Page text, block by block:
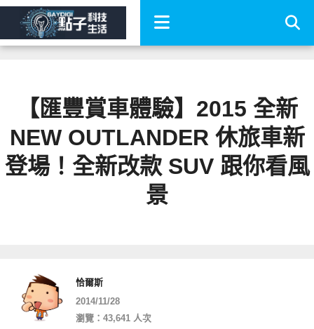
【匯豐賞車體驗】2015 全新
NEW OUTLANDER 休旅車新
登場！全新改款 SUV 跟你看風
景
恰爾斯
2014/11/28
瀏覽：43,641 人次